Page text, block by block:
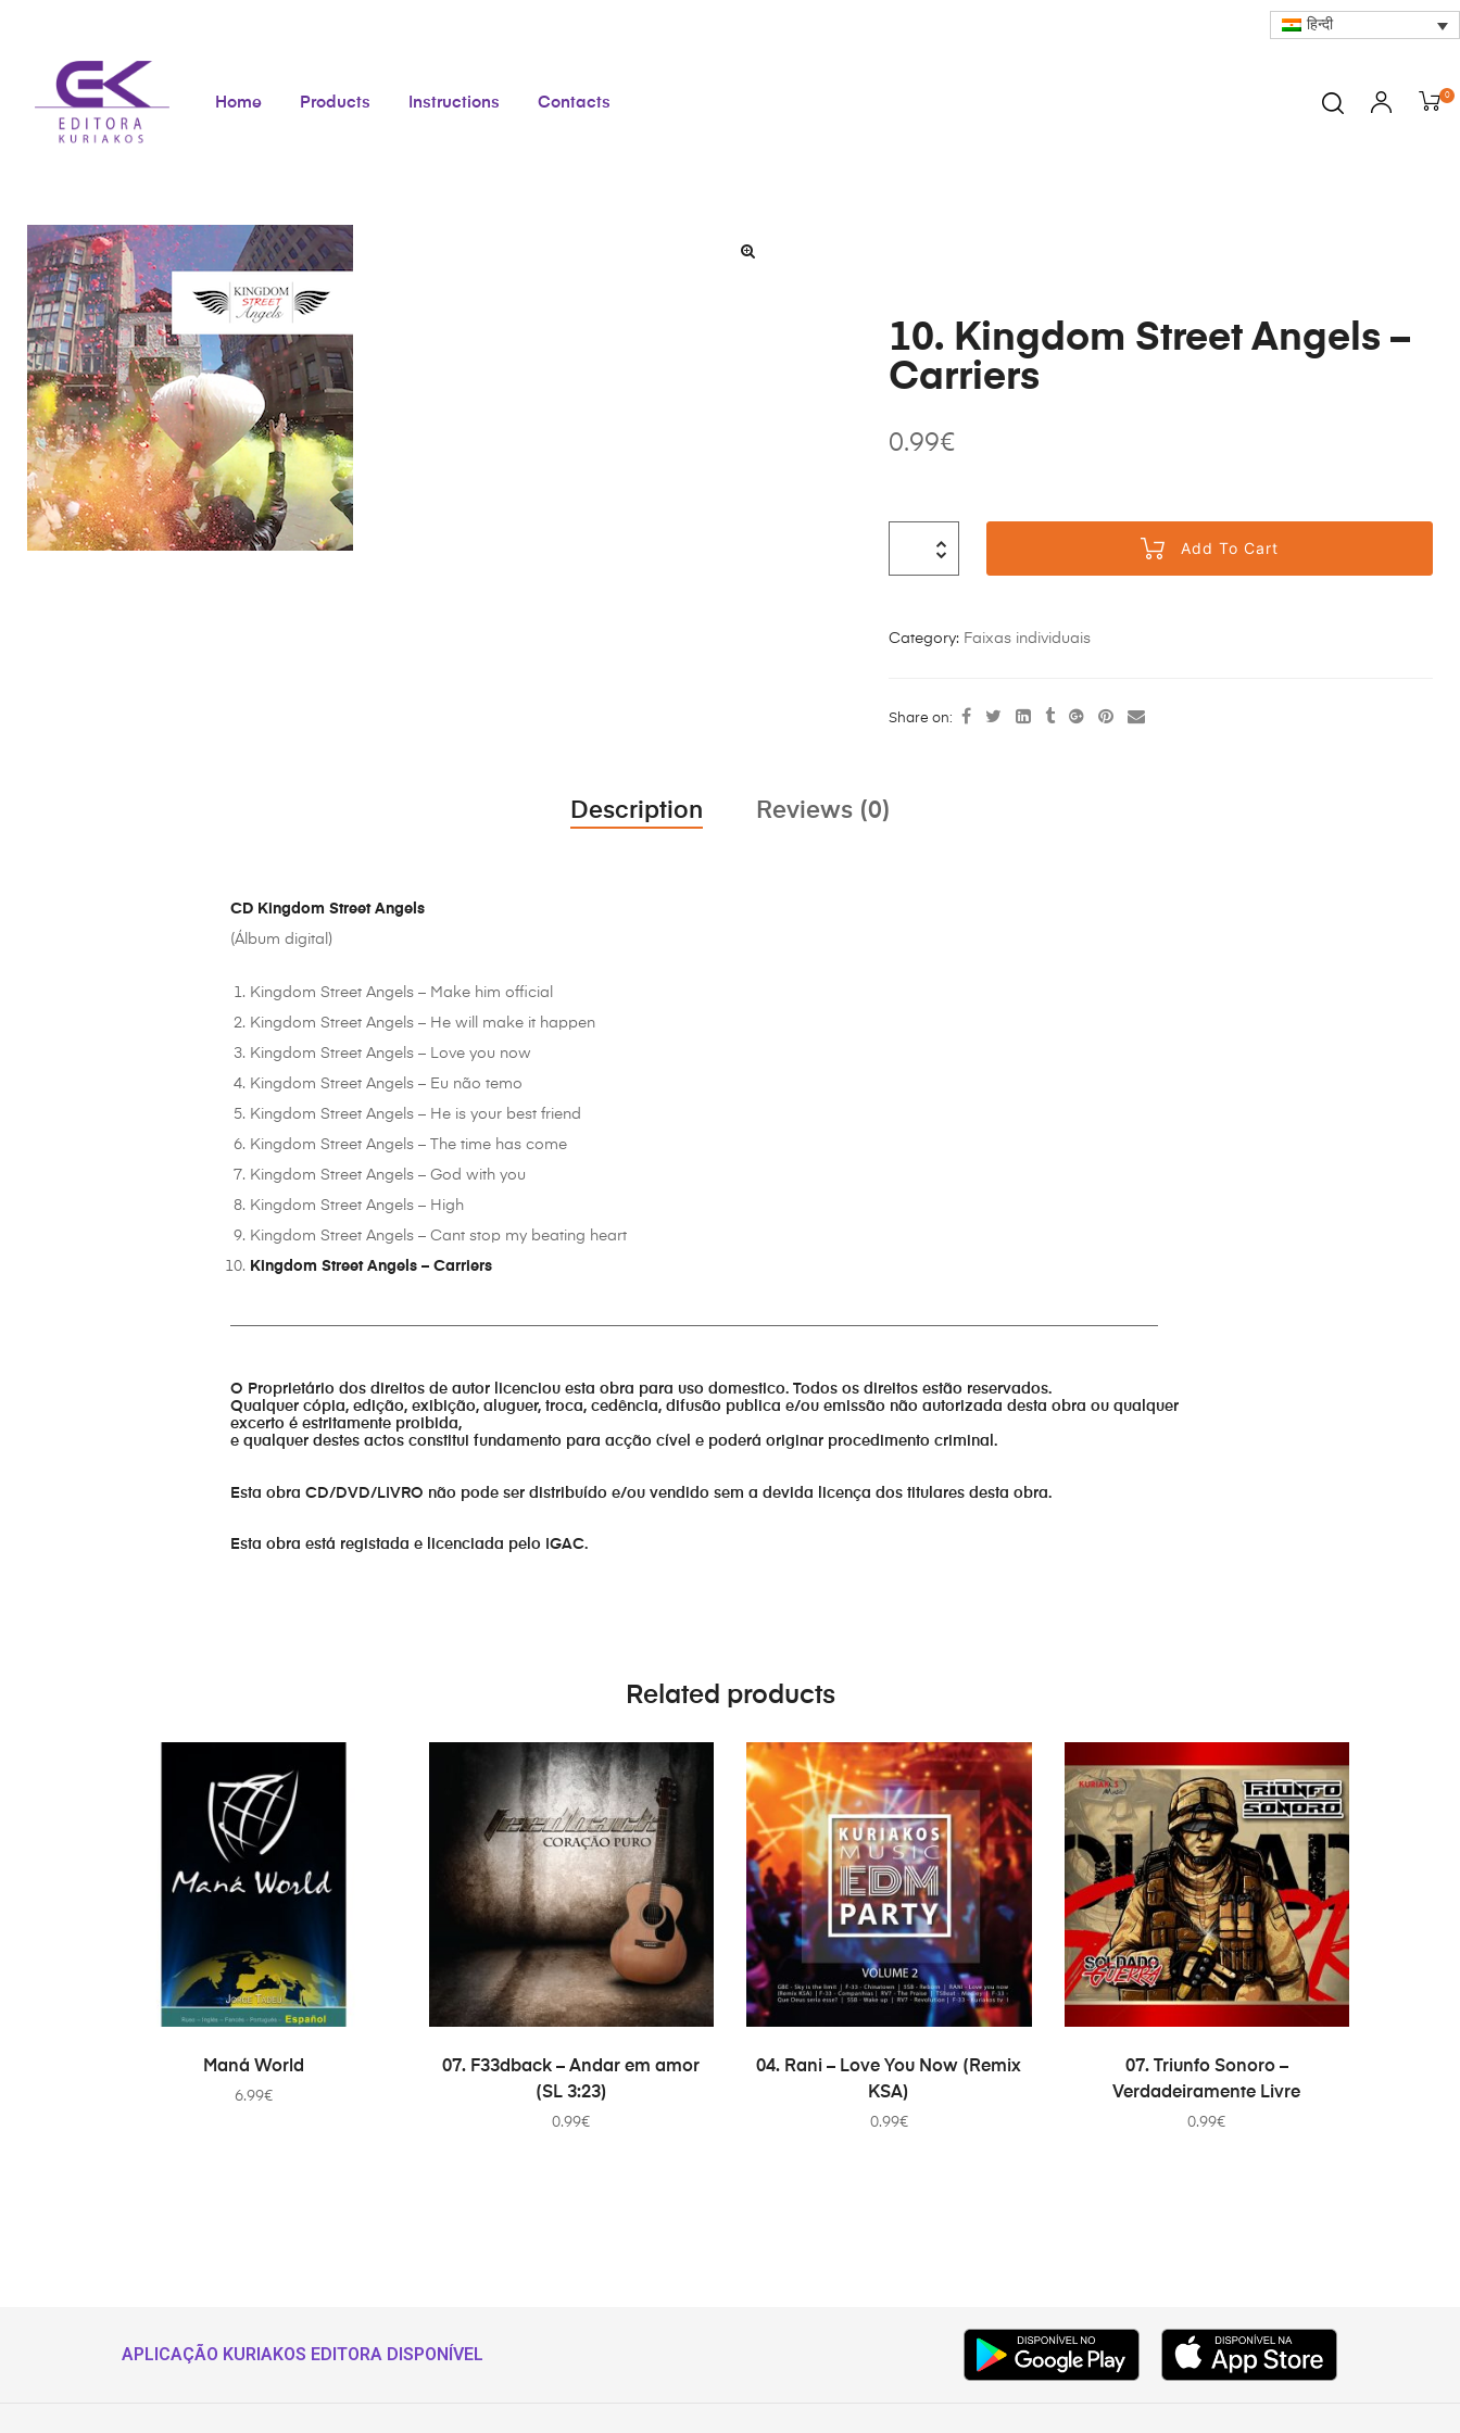
हिन्दी
Home Products Instructions Contacts 0
10. Kingdom Street Angels –
Carriers
0.99€
Add To Cart
Category: Faixas individuais
Share on:
Description Reviews (0)
CD Kingdom Street Angels
(Álbum digital)
Kingdom Street Angels – Make him official
Kingdom Street Angels – He will make it happen
Kingdom Street Angels – Love you now
Kingdom Street Angels – Eu não temo
Kingdom Street Angels – He is your best friend
Kingdom Street Angels – The time has come
Kingdom Street Angels – God with you
Kingdom Street Angels – High
Kingdom Street Angels – Cant stop my beating heart
Kingdom Street Angels – Carriers
O Proprietário dos direitos de autor licenciou esta obra para uso domestico. Todos os direitos estão reservados.
Qualquer cópia, edição, exibição, aluguer, troca, cedência, difusão publica e/ou emissão não autorizada desta obra ou qualquer
excerto é estritamente proibida,
e qualquer destes actos constitui fundamento para acção cível e poderá originar procedimento criminal.
Esta obra CD/DVD/LIVRO não pode ser distribuído e/ou vendido sem a devida licença dos titulares desta obra.
Esta obra está registada e licenciada pelo IGAC.
Related products
ADD TO CART
Maná World
6.99€
ADD TO CART
07. F33dback – Andar em amor
(SL 3:23)
0.99€
ADD TO CART
04. Rani – Love You Now (Remix
KSA)
0.99€
ADD TO CART
07. Triunfo Sonoro –
Verdadeiramente Livre
0.99€
APLICAÇÃO KURIAKOS EDITORA DISPONÍVEL